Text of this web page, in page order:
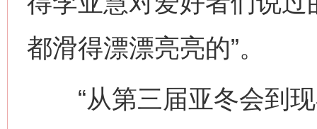
都滑得漂漂亮亮的”。
“从第三届亚冬会到现